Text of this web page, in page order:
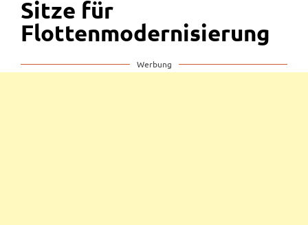
Sitze für
Flottenmodernisierung
Werbung